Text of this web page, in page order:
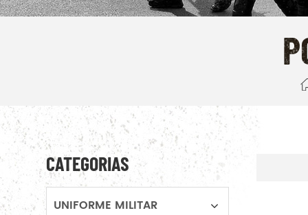
CATEGORIAS
UNIFORME MILITAR